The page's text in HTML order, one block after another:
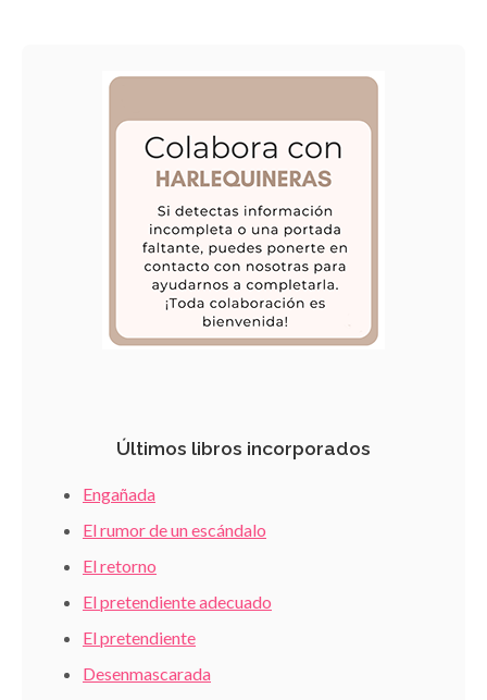
Últimos libros incorporados
Engañada
El rumor de un escándalo
El retorno
El pretendiente adecuado
El pretendiente
Desenmascarada